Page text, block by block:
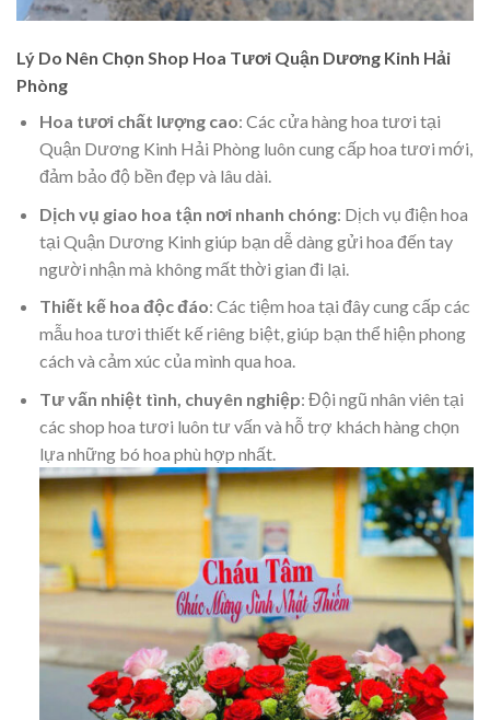
Lý Do Nên Chọn Shop Hoa Tươi Quận Dương Kinh Hải
Phòng
Hoa tươi chất lượng cao: Các cửa hàng hoa tươi tại
Quận Dương Kinh Hải Phòng luôn cung cấp hoa tươi mới,
đảm bảo độ bền đẹp và lâu dài.
Dịch vụ giao hoa tận nơi nhanh chóng: Dịch vụ điện hoa
tại Quận Dương Kinh giúp bạn dễ dàng gửi hoa đến tay
người nhận mà không mất thời gian đi lại.
Thiết kế hoa độc đáo: Các tiệm hoa tại đây cung cấp các
mẫu hoa tươi thiết kế riêng biệt, giúp bạn thể hiện phong
cách và cảm xúc của mình qua hoa.
Tư vấn nhiệt tình, chuyên nghiệp: Đội ngũ nhân viên tại
các shop hoa tươi luôn tư vấn và hỗ trợ khách hàng chọn
lựa những bó hoa phù hợp nhất.